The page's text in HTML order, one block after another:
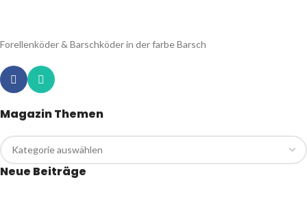
Forellenköder & Barschköder in der farbe Barsch
Magazin Themen
Neue Beiträge